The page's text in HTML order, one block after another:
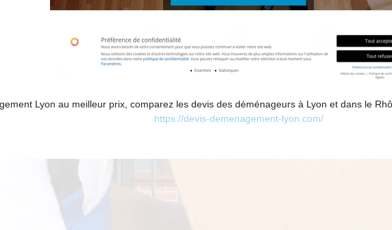
Lyon au meilleur prix, comparez les devis des déménageurs à Lyon et dans le
https://devis-demenagement-lyon.com/